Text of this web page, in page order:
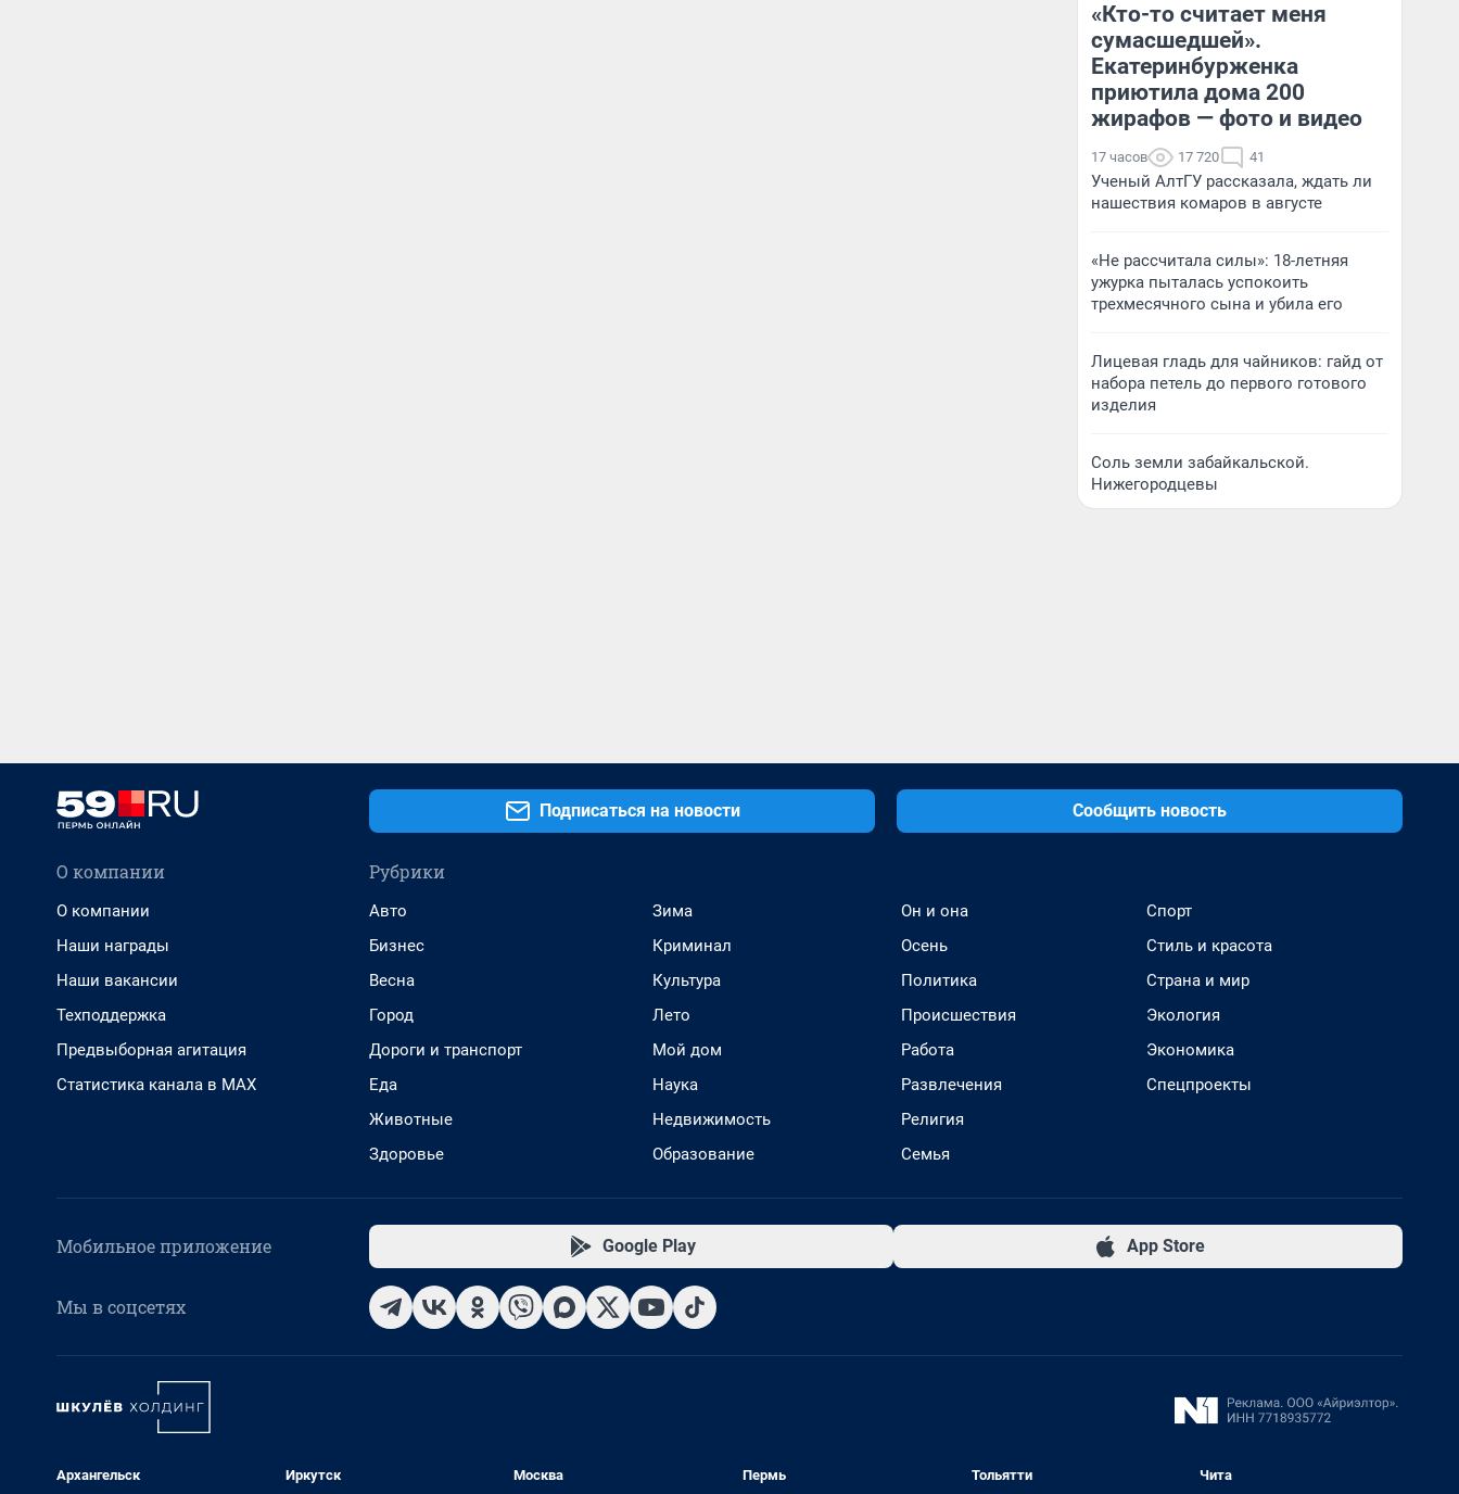
«Кто-то считает меня
сумасшедшей».
Екатеринбурженка
приютила дома 200
жирафов — фото и видео
17 часов 17 720 41
Ученый АлтГУ рассказала, ждать ли
нашествия комаров в августе
«Не рассчитала силы»: 18-летняя
ужурка пыталась успокоить
трехмесячного сына и убила его
Лицевая гладь для чайников: гайд от
набора петель до первого готового
изделия
Соль земли забайкальской.
Нижегородцевы
Подписаться на новости Сообщить новость
О компании
О компании
Наши награды
Наши вакансии
Техподдержка
Предвыборная агитация
Статистика канала в MAX
Рубрики
Авто
Бизнес
Весна
Город
Дороги и транспорт
Еда
Животные
Здоровье
Зима
Криминал
Культура
Лето
Мой дом
Наука
Недвижимость
Образование
Он и она
Осень
Политика
Происшествия
Работа
Развлечения
Религия
Семья
Спорт
Стиль и красота
Страна и мир
Экология
Экономика
Спецпроекты
Мобильное приложение Google Play App Store
Мы в соцсетях
Архангельск Иркутск Москва Пермь Тольятти Чита